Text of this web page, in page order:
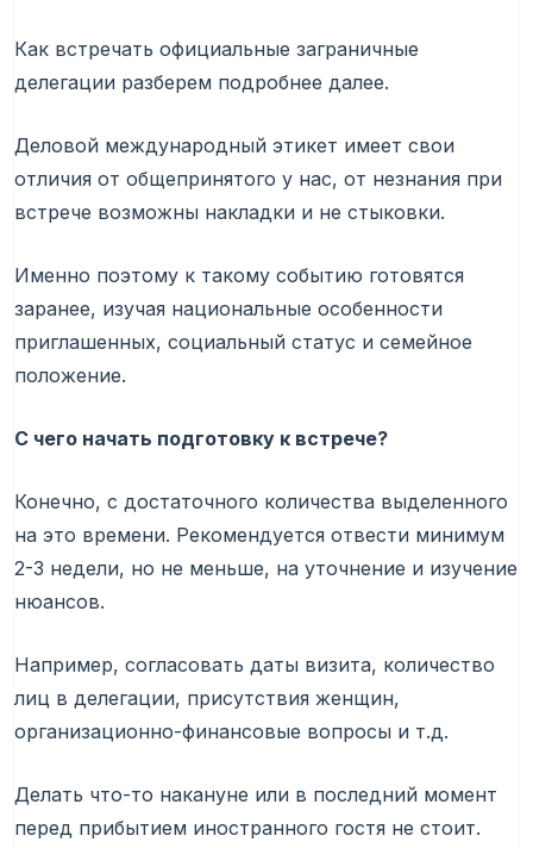
Как встречать официальные заграничные
делегации разберем подробнее далее.
Деловой международный этикет имеет свои
отличия от общепринятого у нас, от незнания при
встрече возможны накладки и не стыковки.
Именно поэтому к такому событию готовятся
заранее, изучая национальные особенности
приглашенных, социальный статус и семейное
положение.
С чего начать подготовку к встрече?
Конечно, с достаточного количества выделенного
на это времени. Рекомендуется отвести минимум
2-3 недели, но не меньше, на уточнение и изучение
нюансов.
Например, согласовать даты визита, количество
лиц в делегации, присутствия женщин,
организационно-финансовые вопросы и т.д.
Делать что-то накануне или в последний момент
перед прибытием иностранного гостя не стоит.